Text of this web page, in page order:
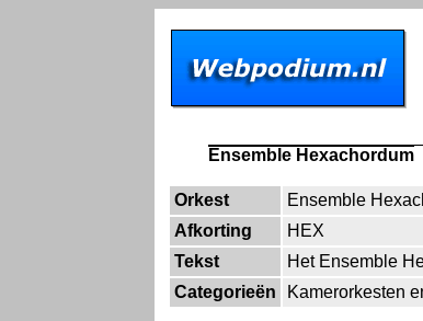
Ensemble Hexachordum
Orkest
Ensemble
Afkorting
HEX
Tekst
Het Ensemble
Categorieën
Kamerorkesten